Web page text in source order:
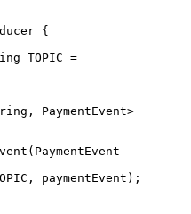
{
paymentEvent);